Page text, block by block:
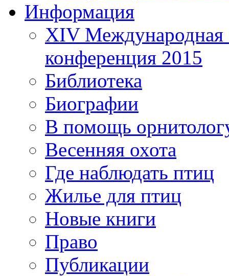
Информация
XIV Международная
конференция 2015
Библиотека
Биографии
В помощь
Весенняя охота
Где наблюдать птиц
Жилье для птиц
Новые книги
Право
Публикации